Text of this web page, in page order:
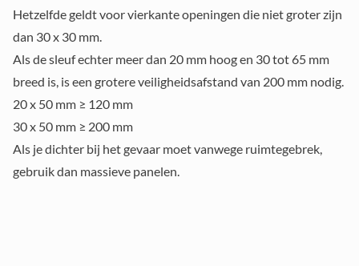
Hetzelfde geldt voor vierkante openingen die niet groter zijn
dan 30 x 30 mm.
Als de sleuf echter meer dan 20 mm hoog en 30 tot 65 mm
breed is, is een grotere veiligheidsafstand van 200 mm nodig.
20 x 50 mm ≥ 120 mm
30 x 50 mm ≥ 200 mm
Als je dichter bij het gevaar moet vanwege ruimtegebrek,
gebruik dan massieve panelen.